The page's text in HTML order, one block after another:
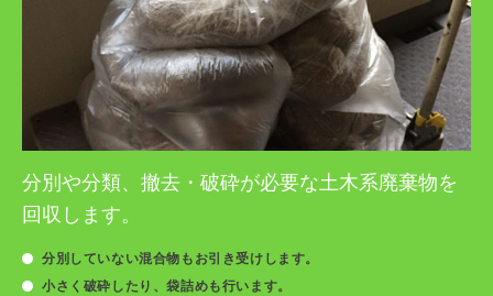
分別や分類、撤去・破砕が必要な土木系廃棄物を
回収します。
分別していない混合物もお引き受けします。
小さく破砕したり、袋詰めも行います。